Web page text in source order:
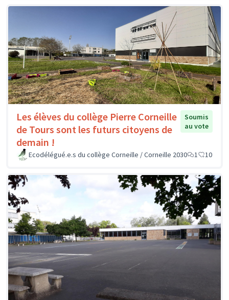
Les élèves du collège Pierre Corneille
de Tours sont les futurs citoyens de
demain !
Soumis
au vote
Ecodélégué.e.s du collège Corneille / Corneille 2030 1 10